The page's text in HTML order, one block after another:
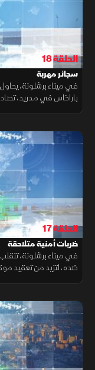
الحلقة 18
سجائر مهربة
في ميناء برشلونة،
باراخاس في مدريد،
الحلقة 17
ضربات أمنية متلاحقة
في ميناء برشلونة،
ضده، لتزيد من تعقيد